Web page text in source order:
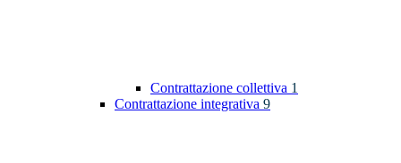
Contrattazione collettiva 1
Contrattazione integrativa 9